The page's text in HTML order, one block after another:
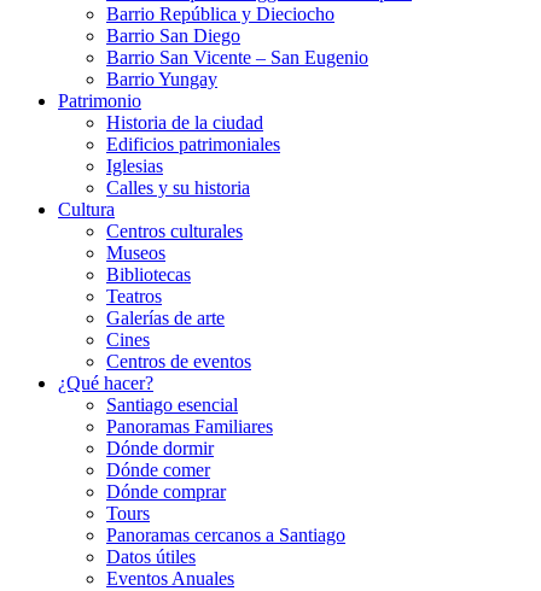
Barrio República y Dieciocho
Barrio San Diego
Barrio San Vicente – San Eugenio
Barrio Yungay
Patrimonio
Historia de la ciudad
Edificios patrimoniales
Iglesias
Calles y su historia
Cultura
Centros culturales
Museos
Bibliotecas
Teatros
Galerí­as de arte
Cines
Centros de eventos
¿Qué hacer?
Santiago esencial
Panoramas Familiares
Dónde dormir
Dónde comer
Dónde comprar
Tours
Panoramas cercanos a Santiago
Datos útiles
Eventos Anuales